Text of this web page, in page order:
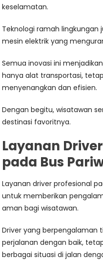
keselamatan.
Teknologi ramah lingkungan
mesin elektrik yang
Semua inovasi ini
hanya alat transportasi,
menyenangkan dan efisien.
Dengan begitu, wisatawan
destinasi favoritnya.
Layanan
pada Bus
Layanan driver profesional
untuk memberikan
aman bagi wisatawan.
Driver yang berpengalaman
perjalanan dengan baik,
berbagai situasi di jalan